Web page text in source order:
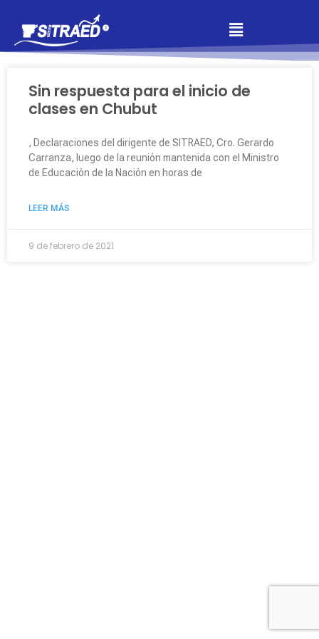
Sin respuesta para el inicio de
clases en Chubut
, Declaraciones del dirigente de SITRAED, Cro. Gerardo
Carranza, luego de la reunión mantenida con el Ministro
de Educación de la Nación en horas de
LEER MÁS
9 de febrero de 2021